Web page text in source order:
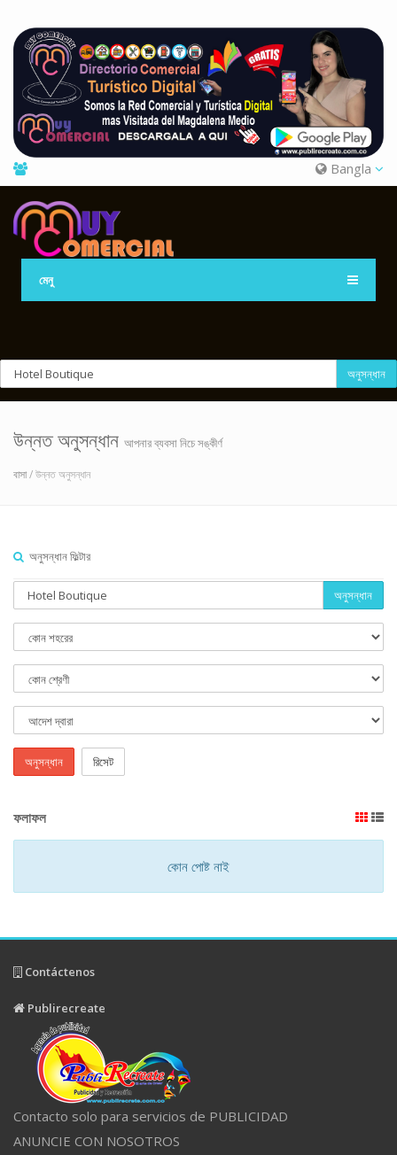
Bangla
মেনু
অনুসন্ধান
উন্নত অনুসন্ধান আপনার ব্যবসা নিচে সঙ্কীর্ণ
বাসা/ উন্নত অনুসন্ধান
অনুসন্ধান ফিল্টার
অনুসন্ধান
অনুসন্ধান রিসেট
ফলাফল
কোন পোষ্ট নাই
Contáctenos
Publirecreate
Contacto solo para servicios de PUBLICIDAD
ANUNCIE CON NOSOTROS